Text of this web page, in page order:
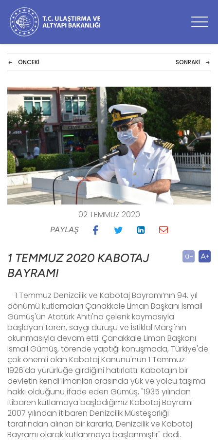
ÖNCEKI SONRAKI
02 TEMMUZ 2020
PAYLAŞ
1 TEMMUZ 2020 KABOTAJ
BAYRAMI
1 Temmuz Denizcilik ve Kabotaj Bayramı’nın 94. yıl
dönümü kutlamaları Çanakkale Liman Başkanı İsmail
Gümüş'ün Atatürk Anıtı'na çelenk koymasıyla
başlayan tören, saygı duruşu ve İstiklal Marşı'nın
okunmasıyla devam etti. Çanakkale Liman Başkanı
İsmail Gümüş, törende yaptığı konuşmada, Türkiye'de
çok önemli olan Kabotaj Kanunu'nun 1 Temmuz
1926'da yürürlüğe girdiğini hatırlattı. Kabotajın bir
devletin kendi limanları arasında yük ve yolcu taşıma
hakkı olduğunu ifade eden Gümüş, "1935 yılından
itibaren kutlamaya başladığımız Kabotaj Bayramı
2007 yılından itibaren Denizcilik Müsteşarlığı
tarafından alınan bir kararla, Denizcilik ve Kabotaj
Bayramı olarak kutlanmaya başlanmıştır" dedi.